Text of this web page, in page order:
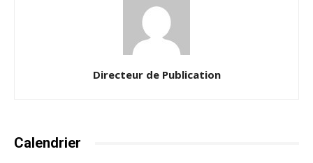
Directeur de Publication
Calendrier